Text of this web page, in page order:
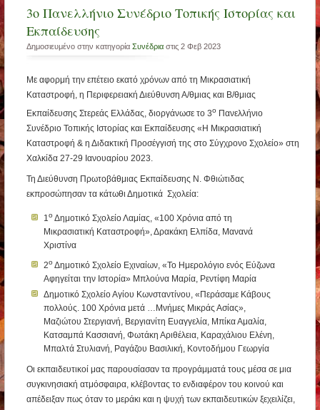
3ο Πανελλήνιο Συνέδριο Τοπικής Ιστορίας και
Εκπαίδευσης
Δημοσιευμένο στην κατηγορία Συνέδριαστις 2 Φεβ 2023
Με αφορμή την επέτειο εκατό χρόνων από τη Μικρασιατική
Καταστροφή, η Περιφερειακή Διεύθυνση Α/θμιας και Β/θμιας
Εκπαίδευσης Στερεάς Ελλάδας, διοργάνωσε το 3ο Πανελλήνιο
Συνέδριο Τοπικής Ιστορίας και Εκπαίδευσης «Η Μικρασιατική
Καταστροφή & η Διδακτική Προσέγγισή της στο Σύγχρονο Σχολείο» στη
Χαλκίδα 27-29 Ιανουαρίου 2023.
Τη Διεύθυνση Πρωτοβάθμιας Εκπαίδευσης Ν. Φθιώτιδας
εκπροσώπησαν τα κάτωθι Δημοτικά Σχολεία:
1ο Δημοτικό Σχολείο Λαμίας, «100 Χρόνια από τη
Μικρασιατική Καταστροφή», Δρακάκη Ελπίδα, Μανανά
Χριστίνα
2ο Δημοτικό Σχολείο Εχιναίων, «Το Ημερολόγιο ενός Εύζωνα
Αφηγείται την Ιστορία» Μπλούνα Μαρία, Ρεντίφη Μαρία
Δημοτικό Σχολείο Αγίου Κωνσταντίνου, «Περάσαμε Κάβους
πολλούς. 100 Χρόνια μετά …Μνήμες Μικράς Ασίας»,
Μαζιώτου Στεργιανή, Βεργιανίτη Ευαγγελία, Μπίκα Αμαλία,
Κατσαμπά Κασσιανή, Φωτάκη Αριθέλεια, Καραχάλιου Ελένη,
Μπαλτά Στυλιανή, Ραγάζου Βασιλική, Κοντοδήμου Γεωργία
Οι εκπαιδευτικοί μας παρουσίασαν τα προγράμματά τους μέσα σε μια
συγκινησιακή ατμόσφαιρα, κλέβοντας το ενδιαφέρον του κοινού και
απέδειξαν πως όταν το μεράκι και η ψυχή των εκπαιδευτικών ξεχειλίζει,